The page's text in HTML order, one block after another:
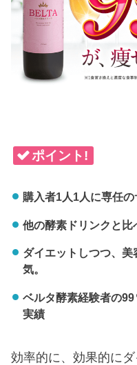
ポイント!
購入者1人1人に専任
他の酵素ドリンクと比
ダイエットしつつ、
気。
ベルタ酵素経験者の
実績
効率的に、効果的に